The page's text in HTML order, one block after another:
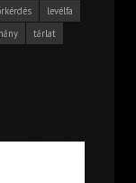
levélfa
tárlat